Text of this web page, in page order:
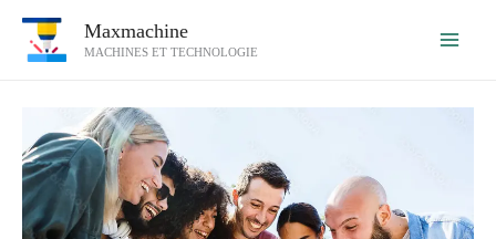
Maxmachine
MACHINES ET TECHNOLOGIE